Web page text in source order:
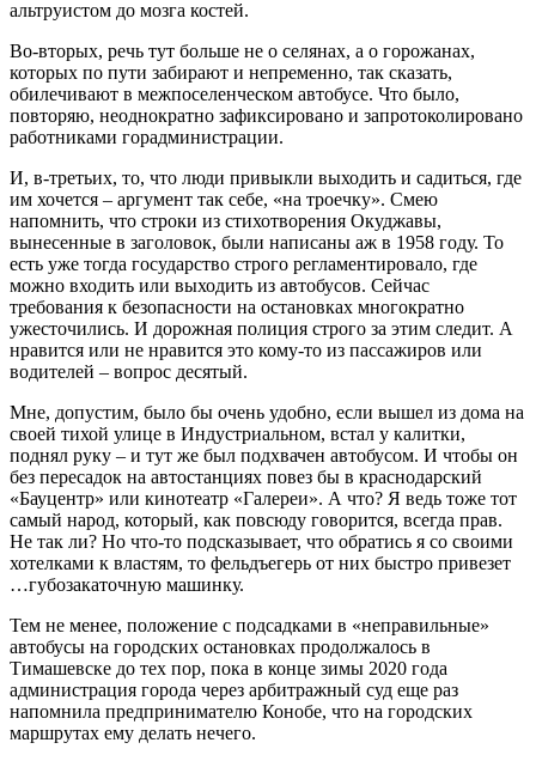
альтруистом до мозга костей.
Во-вторых, речь тут больше не о селянах, а о горожанах,
которых по пути забирают и непременно, так сказать,
обилечивают в межпоселенческом автобусе. Что было,
повторяю, неоднократно зафиксировано и запротоколировано
работниками горадминистрации.
И, в-третьих, то, что люди привыкли выходить и садиться, где
им хочется – аргумент так себе, «на троечку». Смею
напомнить, что строки из стихотворения Окуджавы,
вынесенные в заголовок, были написаны аж в 1958 году. То
есть уже тогда государство строго регламентировало, где
можно входить или выходить из автобусов. Сейчас
требования к безопасности на остановках многократно
ужесточились. И дорожная полиция строго за этим следит. А
нравится или не нравится это кому-то из пассажиров или
водителей – вопрос десятый.
Мне, допустим, было бы очень удобно, если вышел из дома на
своей тихой улице в Индустриальном, встал у калитки,
поднял руку – и тут же был подхвачен автобусом. И чтобы он
без пересадок на автостанциях повез бы в краснодарский
«Бауцентр» или кинотеатр «Галереи». А что? Я ведь тоже тот
самый народ, который, как повсюду говорится, всегда прав.
Не так ли? Но что-то подсказывает, что обратись я со своими
хотелками к властям, то фельдъегерь от них быстро привезет
…губозакаточную машинку.
Тем не менее, положение с подсадками в «неправильные»
автобусы на городских остановках продолжалось в
Тимашевске до тех пор, пока в конце зимы 2020 года
администрация города через арбитражный суд еще раз
напомнила предпринимателю Конобе, что на городских
маршрутах ему делать нечего.